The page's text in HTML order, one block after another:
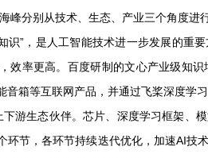
海峰分别从技术、生态、产业三个角度进
识”，是人工智能技术进一步发展的重
效率更高。百度研制的文心产业级知
音箱等互联网产品，并通过飞桨深度学
下游生态伙伴。芯片、深度学习框架、
环节，各环节持续迭代优化，加速AI技